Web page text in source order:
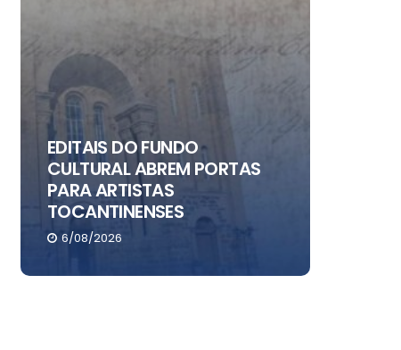
EDITAIS DO FUNDO
CULTURAL ABREM PORTAS
PARA ARTISTAS
TOCANTINENSES
6/08/2026